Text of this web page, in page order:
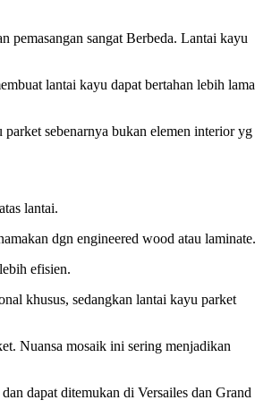
pemasangan sangat Berbeda. Lantai kayu
lantai kayu dapat bertahan lebih lama
sebenarnya bukan elemen interior yg
lantai.
dgn engineered wood atau laminate.
efisien.
khusus, sedangkan lantai kayu parket
Nuansa mosaik ini sering menjadikan
dapat ditemukan di Versailes dan Grand